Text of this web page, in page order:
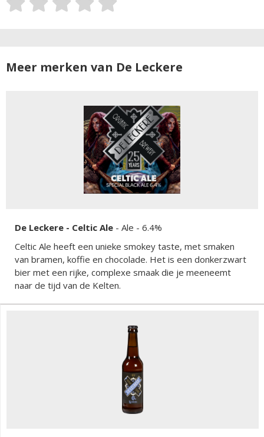
Meer merken van De Leckere
De Leckere - Celtic Ale - Ale - 6.4%
Celtic Ale heeft een unieke smokey taste, met smaken
van bramen, koffie en chocolade. Het is een donkerzwart
bier met een rijke, complexe smaak die je meeneemt
naar de tijd van de Kelten.